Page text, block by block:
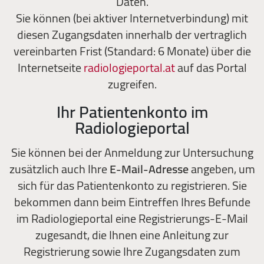
Sie können (bei aktiver Internetverbindung) mit
diesen Zugangsdaten innerhalb der vertraglich
vereinbarten Frist (Standard: 6 Monate) über die
Internetseiteradiologieportal.atauf das Portal
zugreifen.
Ihr Patientenkonto im
Radiologieportal
Sie können bei der Anmeldung zur Untersuchung
zusätzlich auch IhreE-Mail-Adresseangeben, um
sich für das Patientenkonto zu registrieren. Sie
bekommen dann beim Eintreffen Ihres Befunde
im Radiologieportal eine Registrierungs-E-Mail
zugesandt, die Ihnen eine Anleitung zur
Registrierung sowie Ihre Zugangsdaten zum